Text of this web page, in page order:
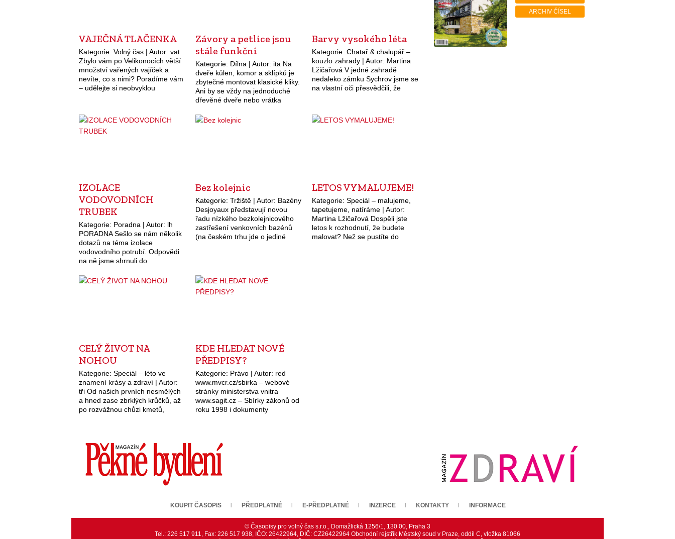
VAJEČNÁ TLAČENKA
Kategorie: Volný čas | Autor: vat
Zbylo vám po Velikonocích větší
množství vařených vajíček a
nevíte, co s nimi? Poradíme vám
– udělejte si neobvyklou
…
Závory a petlice jsou
stále funkční
Kategorie: Dílna | Autor: ita Na
dveře kůlen, komor a sklípků je
zbytečné montovat klasické kliky.
Ani by se vždy na jednoduché
dřevěné dveře nebo vrátka
potřebujeme zavírat pouze z
Barvy vysokého léta
Kategorie: Chatař & chalupář –
kouzlo zahrady | Autor: Martina
Lžičařová V jedné zahradě
nedaleko zámku Sychrov jsme se
na vlastní oči přesvědčili, že
harmonickém souladu…
IZOLACE
VODOVODNÍCH
TRUBEK
Kategorie: Poradna | Autor: lh
PORADNA Sešlo se nám několik
dotazů na téma izolace
vodovodního potrubí. Odpovědi
na ně jsme shrnuli do
proč se vodovodní trubky opatřují
Bez kolejnic
Kategorie: Tržiště | Autor: Bazény
Desjoyaux představují novou
řadu nízkého bezkolejnicového
zastřešení venkovních bazénů
(na českém trhu jde o jediné
maximální diskrétností.
Zaoblená…
LETOS VYMALUJEME!
Kategorie: Speciál – malujeme,
tapetujeme, natíráme | Autor:
Martina Lžičařová Dospěli jste
letos k rozhodnutí, že budete
malovat? Než se pustíte do
CELÝ ŽIVOT NA
NOHOU
Kategorie: Speciál – léto ve
znamení krásy a zdraví | Autor:
tři Od našich prvních nesmělých
a hned zase zbrklých krůčků, až
po rozvážnou chůzi kmetů,
KDE HLEDAT NOVÉ
PŘEDPISY?
Kategorie: Právo | Autor: red
www.mvcr.cz/sbirka – webové
stránky ministerstva vnitra
www.sagit.cz – Sbírky zákonů od
roku 1998 i dokumenty
zdarma předpisy mladší 40…
ARCHIV ČÍSEL
KOUPIT ČASOPIS PŘEDPLATNÉ E-PŘEDPLATNÉ INZERCE KONTAKTY INFORMACE
© Časopisy pro volný čas s.r.o., Domažlická 1256/1, 130 00, Praha 3
Tel.: 226 517 911, Fax: 226 517 938, IČO: 26422964, DIČ: CZ26422964 Obchodní rejstřík Městský soud v Praze, oddíl C, vložka 81066